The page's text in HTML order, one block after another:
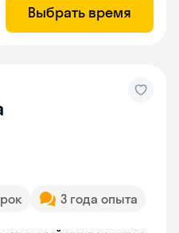
Выбрать время
3 года опыта